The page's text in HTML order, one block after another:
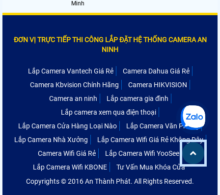
Minh
ĐƠN VỊ TRỰC TIẾP THI CÔNG LẮP ĐẶT HỆ THỐNG CAMERA AN
NINH
Lắp Camera Vantech Giá Rẻ
Camera Dahua Giá Rẻ
Camera Kbvision Chính Hãng
Camera HIKVISION
Camera an ninh
Lắp camera gia đình
Lắp camera xem qua điện thoại
Lắp Camera Cửa Hàng Loại Nào
Lắp Camera Văn Phòng
Lắp Camera Nhà Xưởng
Lắp Camera Wifi Giá Rẻ Không Dây
Camera Wifi Giá Rẻ
Lắp Camera Wifi YooSee
Lắp Camera Wifi KBONE
Tư Vấn Mua Khóa Cửa
Copyrights © 2016 An Thành Phát. All Rights Reserved.